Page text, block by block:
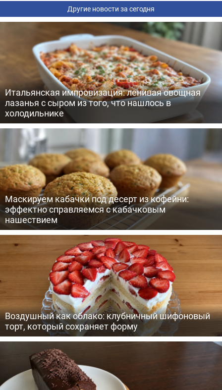
Другие новости за сегодня
Итальянская импровизация: ленивая овощная
лазанья с сыром из того, что нашлось в
холодильнике
Маскируем кабачки под десерт из кофейни:
эффектно справляемся с кабачковым
нашествием
Воздушный как облако: клубничный шифоновый
торт, который сохраняет форму